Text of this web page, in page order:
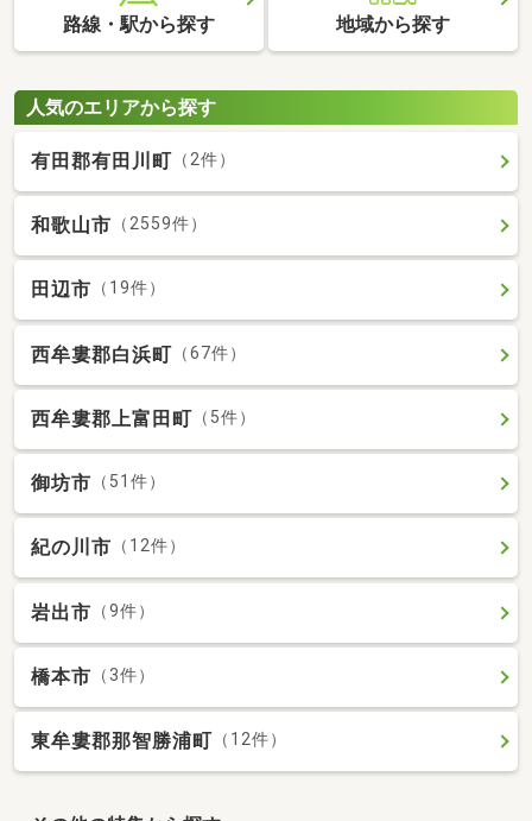
路線・駅から探す 地域から探す
人気のエリアから探す
有田郡有田川町 （2件）
和歌山市 （2559件）
田辺市 （19件）
西牟婁郡白浜町 （67件）
西牟婁郡上富田町 （5件）
御坊市 （51件）
紀の川市 （12件）
岩出市 （9件）
橋本市 （3件）
東牟婁郡那智勝浦町 （12件）